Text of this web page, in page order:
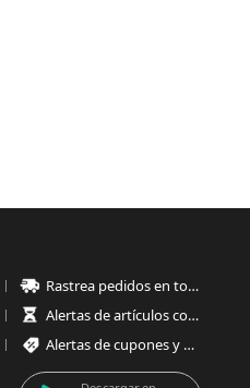
Rastrea pedidos en todo momento
Alertas de artículos con poco stock
Alertas de cupones y ofertas